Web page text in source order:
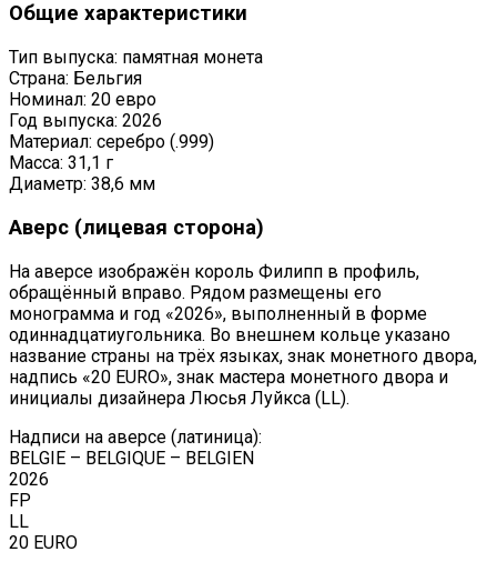
Общие характеристики
Тип выпуска: памятная монета
Страна: Бельгия
Номинал: 20 евро
Год выпуска: 2026
Материал: серебро (.999)
Масса: 31,1 г
Диаметр: 38,6 мм
Аверс (лицевая сторона)
На аверсе изображён король Филипп в профиль,
обращённый вправо. Рядом размещены его
монограмма и год «2026», выполненный в форме
одиннадцатиугольника. Во внешнем кольце указано
название страны на трёх языках, знак монетного двора,
надпись «20 EURO», знак мастера монетного двора и
инициалы дизайнера Люсья Луйкса (LL).
Надписи на аверсе (латиница):
BELGIE – BELGIQUE – BELGIEN
2026
FP
LL
20 EURO